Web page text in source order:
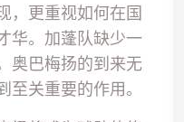
，更重视如何在国
华。加蓬队缺少一
奥巴梅扬的到来无
关重要的作用。